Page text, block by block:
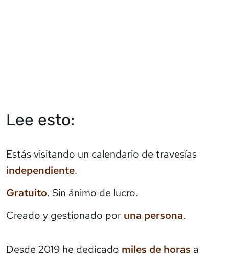
Lee esto:
Estás visitando un calendario de travesías
independiente.
Gratuito. Sin ánimo de lucro.
Creado y gestionado por una persona.
Desde 2019 he dedicado miles de horas a